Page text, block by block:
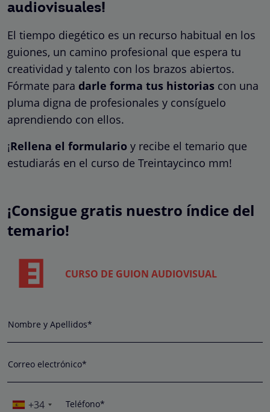
audiovisuales!
El tiempo diegético es un recurso habitual en los
guiones, un camino profesional que espera tu
creatividad y talento con los brazos abiertos.
Fórmate para darle forma tus historias con una
pluma digna de profesionales y consíguelo
aprendiendo con ellos.
¡Rellena el formulario y recibe el temario que
estudiarás en el curso de Treintaycinco mm!
¡Consigue gratis nuestro índice del
temario!
CURSO DE GUION AUDIOVISUAL
Nombre y Apellidos*
Correo electrónico*
+34 Teléfono*